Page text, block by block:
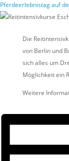
Pferdeerlebnistag auf
Die
von Berlin und
sich alles um
Möglichkeit ein
Weitere